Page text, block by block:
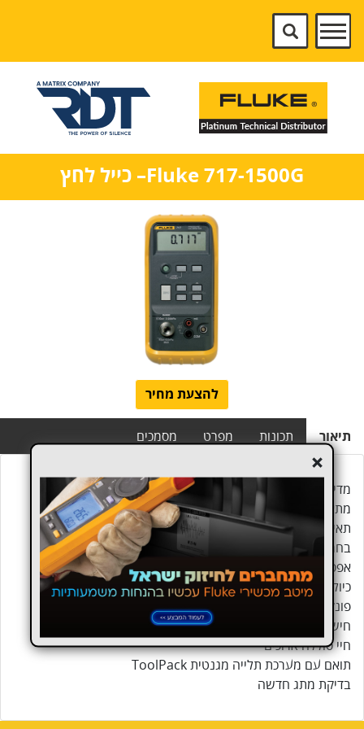
+
Fluke 717-1500G– כייל לחץ
להצעת מחיר
תיאור תכונות מפרט מסמכים
מדידת mA עם דיוק 0.015% ורזולוציה 0.001 mA
מתאם לחץ נקבה 1/8 NPT
תאימות עם גזים שאינם מתאכלים ונוזלים
בחר בין 11 יחידות מדידה הנדסיות שונות
אפס, מינימום, מקסימום, ופונקציות השהייה
כיול מכשירי P/I
פונקציית בדיקת מתג לחץ
חישוב % שגיאה של מדידות mA להחלטות עבר/נכשל מהירות
חיי סוללה ארוכים
תואם עם מערכת תלייה מגנטית ToolPack
בדיקת מתג חדשה